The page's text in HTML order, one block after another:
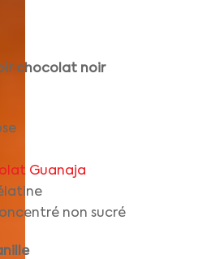
chocolat noir
Guanaja
non sucré